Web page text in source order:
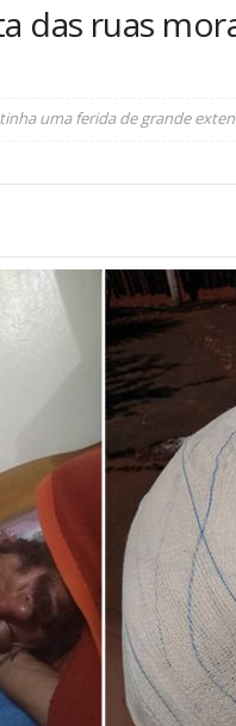
das ruas
uma ferida de grande